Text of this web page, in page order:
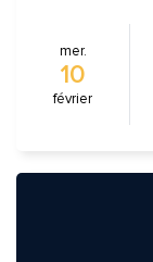
mer.
10
février